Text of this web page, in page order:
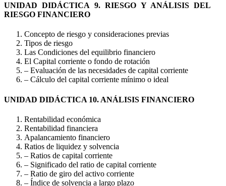
UNIDAD DIDÁCTICA 9. RIESGO Y ANÁLISIS DEL
RIESGO FINANCIERO
Concepto de riesgo y consideraciones previas
Tipos de riesgo
Las Condiciones del equilibrio financiero
El Capital corriente o fondo de rotación
– Evaluación de las necesidades de capital corriente
– Cálculo del capital corriente mínimo o ideal
UNIDAD DIDÁCTICA 10. ANÁLISIS FINANCIERO
Rentabilidad económica
Rentabilidad financiera
Apalancamiento financiero
Ratios de liquidez y solvencia
– Ratios de capital corriente
– Significado del ratio de capital corriente
– Ratio de giro del activo corriente
– Índice de solvencia a largo plazo